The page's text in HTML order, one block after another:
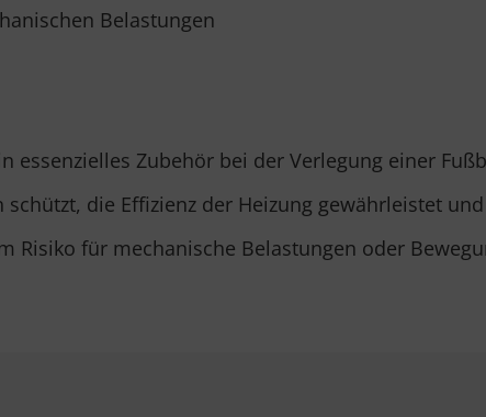
Belastungen
essenzielles Zubehör bei der Verlegung einer
die Effizienz der Heizung gewährleistet
Risiko für mechanische Belastungen oder